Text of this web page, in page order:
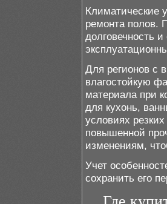
Климатические
ремонта полов.
долговечность
Для регионов с
влагостойкую
материала при
для кухонь,
условиях
повышенной
изменениям,
Учет
сохранить его